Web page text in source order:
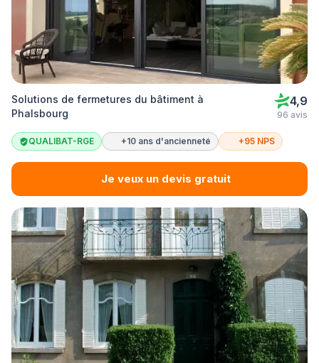
Solutions de fermetures du bâtiment à
Phalsbourg
4,9
96 avis
QUALIBAT-RGE +10 ans d'ancienneté +95 NPS
Je veux un devis gratuit